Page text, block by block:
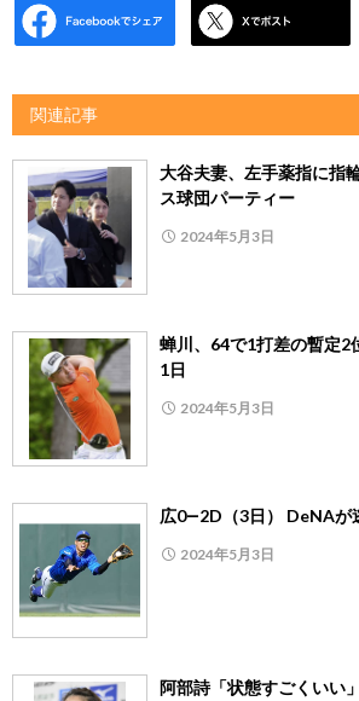
関連記事
大谷夫妻、左手薬指に指
ス球団パーティー
2024年5月3日
蝉川、64で1打差の暫定2
1日
2024年5月3日
広0―2D（3日） DeNAが
2024年5月3日
阿部詩「状態すごくいい